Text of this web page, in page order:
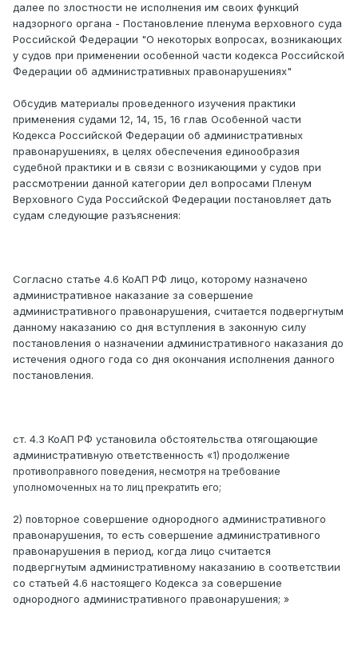
далее по злостности не исполнения им своих функций
надзорного органа - Постановление пленума верховного суда
Российской Федерации "О некоторых вопросах, возникающих
у судов при применении особенной части кодекса Российской
Федерации об административных правонарушениях"
Обсудив материалы проведенного изучения практики
применения судами 12, 14, 15, 16 глав Особенной части
Кодекса Российской Федерации об административных
правонарушениях, в целях обеспечения единообразия
судебной практики и в связи с возникающими у судов при
рассмотрении данной категории дел вопросами Пленум
Верховного Суда Российской Федерации постановляет дать
судам следующие разъяснения:
Согласно статье 4.6 КоАП РФ лицо, которому назначено
административное наказание за совершение
административного правонарушения, считается подвергнутым
данному наказанию со дня вступления в законную силу
постановления о назначении административного наказания до
истечения одного года со дня окончания исполнения данного
постановления.
ст. 4.3 КоАП РФ установила обстоятельства отягощающие
административную ответственность «1) продолжение
противоправного поведения, несмотря на требование
уполномоченных на то лиц прекратить его;
2) повторное совершение однородного административного
правонарушения, то есть совершение административного
правонарушения в период, когда лицо считается
подвергнутым административному наказанию в соответствии
со статьей 4.6 настоящего Кодекса за совершение
однородного административного правонарушения; »